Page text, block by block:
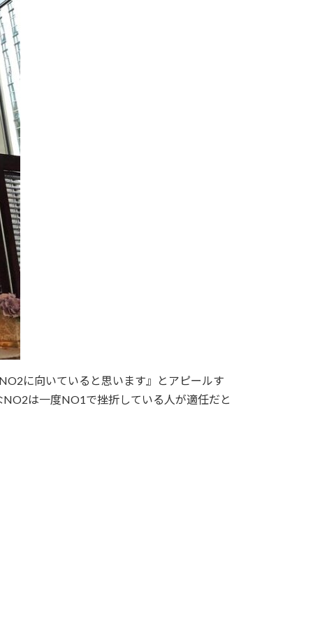
に向いていると思います』とアピールす
は一度NO1で挫折している人が適任だと